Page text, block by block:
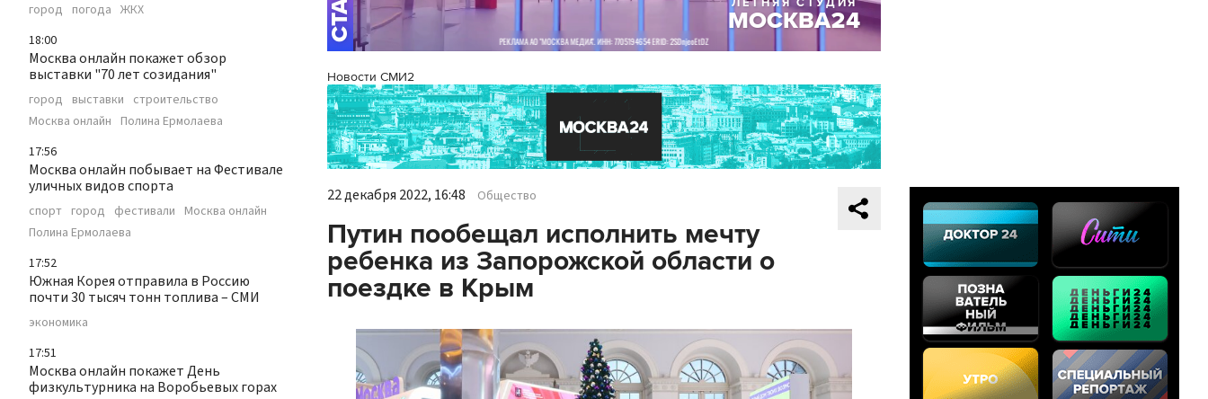
город погода ЖКХ
18:00
Москва онлайн покажет обзор
выставки "70 лет созидания"
город выставки строительство
Москва онлайн Полина Ермолаева
17:56
Москва онлайн побывает на Фестивале
уличных видов спорта
спорт город фестивали Москва онлайн
Полина Ермолаева
17:52
Южная Корея отправила в Россию
почти 30 тысяч тонн топлива – СМИ
экономика
17:51
Москва онлайн покажет День
физкультурника на Воробьевых горах
Новости СМИ2
22 декабря 2022, 16:48 Общество
Путин пообещал исполнить мечту
ребенка из Запорожской области о
поездке в Крым